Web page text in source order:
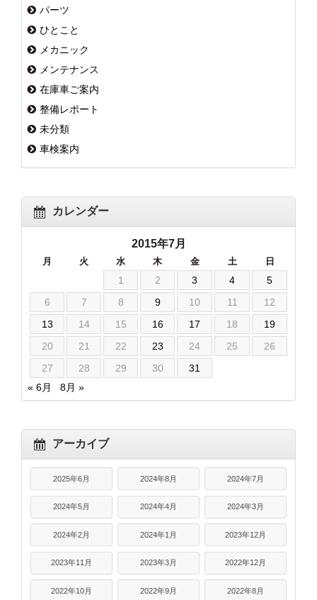
パーツ
ひとこと
メカニック
メンテナンス
在庫車ご案内
整備レポート
未分類
車検案内
カレンダー
2015年7月
月 火 水 木 金 土 日
1 2 3 4
5
6
7 8 9 10 11
12
13
14 15 16 17 18
19
20
21 22 23 24 25
26
27
28 29 30
31
« 6月
8月 »
アーカイブ
2025年6月 2024年8月 2024年7月
2024年5月 2024年4月 2024年3月
2024年2月 2024年1月 2023年12月
2023年11月 2023年3月 2022年12月
2022年10月 2022年9月 2022年8月